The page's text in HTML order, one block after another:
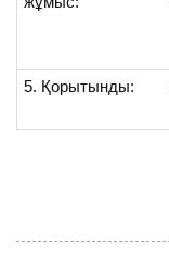
5. Қорытынды: